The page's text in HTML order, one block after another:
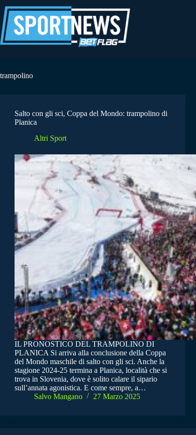
al
contenuto
trampolino
Salto con gli sci, Coppa del Mondo: trampolino di
Planica
Altri Sport
IL PRONOSTICO DEL TRAMPOLINO DI
PLANICA Si arriva alla conclusione della Coppa
del Mondo maschile di salto con gli sci. Anche la
stagione 2024-25 termina a Planica, località che si
trova in Slovenia, dove è solito calare il sipario
sull’annata agonistica. E come sempre, a…
Salvo Mangano
27 Marzo 2025